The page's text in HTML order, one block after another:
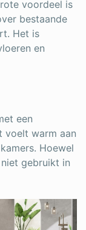
voordeel is
bestaande
Het is
en
een
voelt warm aan
Hoewel
gebruikt in